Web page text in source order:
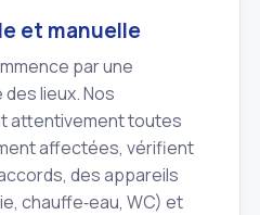
et manuelle
par une
lieux. Nos
attentivement toutes
affectées, vérifient
des appareils
chauffe‑eau, WC) et